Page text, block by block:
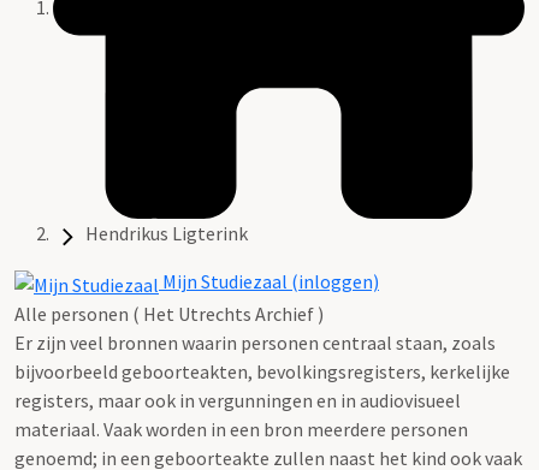
Hendrikus Ligterink
Mijn Studiezaal (inloggen)
Alle personen ( Het Utrechts Archief )
Er zijn veel bronnen waarin personen centraal staan, zoals
bijvoorbeeld geboorteakten, bevolkingsregisters, kerkelijke
registers, maar ook in vergunningen en in audiovisueel
materiaal. Vaak worden in een bron meerdere personen
genoemd; in een geboorteakte zullen naast het kind ook vaak